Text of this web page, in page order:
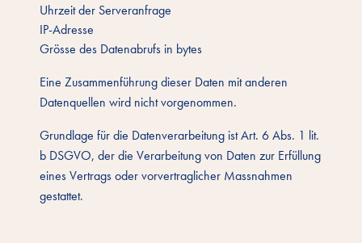
Uhrzeit der Serveranfrage
IP-Adresse
Grösse des Datenabrufs in bytes
Eine Zusammenführung dieser Daten mit anderen
Datenquellen wird nicht vorgenommen.
Grundlage für die Datenverarbeitung ist Art. 6 Abs. 1 lit.
b DSGVO, der die Verarbeitung von Daten zur Erfüllung
eines Vertrags oder vorvertraglicher Massnahmen
gestattet.